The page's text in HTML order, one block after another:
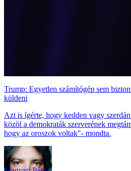
Trump: Egyetlen számítógép sem
küldeni
Azt is ígérte, hogy kedden vagy
közöl a demokraták szerverének
hogy az oroszok voltak"- mondta.